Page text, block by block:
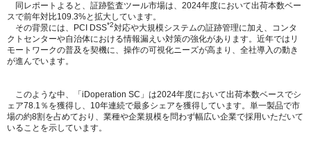
同レポートよると、証跡監査ツール市場は、2024年度において出荷本数ベー
スで前年対比109.3%と拡大しています。
その背景には、PCI DSS*2対応や大規模システムの証跡管理に加え、コンタ
クトセンターや自治体における情報漏えい対策の強化があります。近年ではリ
モートワークの普及を契機に、操作の可視化ニーズが高まり、全社導入の動き
が進んでいます。
このような中、「iDoperation SC」は2024年度において出荷本数ベースでシ
ェア78.1％を獲得し、10年連続で最多シェアを獲得しています。単一製品で市
場の約8割を占めており、業種や企業規模を問わず幅広い企業で採用いただいて
いることを示しています。